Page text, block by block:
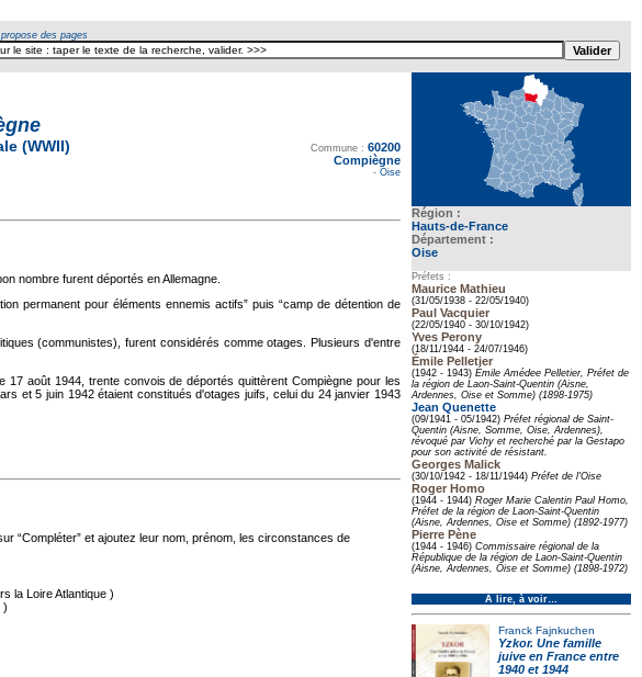
des pages
Région :
Hauts-de-France
Département :
Oise
Préfets :
Maurice Mathieu
(31/05/1938 - 22/05/1940)
Paul Vacquier
(22/05/1940 - 30/10/1942)
Yves Perony
(18/11/1944 - 24/07/1946)
Émile Pelletier
(1942 - 1943) Émile Amédee Pelletier, Préfet de
la région de Laon-Saint-Quentin (Aisne,
Ardennes, Oise et Somme) (1898-1975)
Jean Quenette
(09/1941 - 05/1942) Préfet régional de Saint-
Quentin (Aisne, Somme, Oise, Ardennes),
révoqué par Vichy et recherché par la Gestapo
pour son activité de résistant.
Georges Malick
(30/10/1942 - 18/11/1944) Préfet de l'Oise
Roger Homo
(1944 - 1944) Roger Marie Calentin Paul Homo,
Préfet de la région de Laon-Saint-Quentin
(Aisne, Ardennes, Oise et Somme) (1892-1977)
Pierre Pène
(1944 - 1946) Commissaire régional de la
République de la région de Laon-Saint-Quentin
(Aisne, Ardennes, Oise et Somme) (1898-1972)
À lire, à voir…
Franck Fajnkuchen
Yzkor. Une famille
juive en France entre
1940 et 1944
(WWII) Commune : 60200
Compiègne
- Oise
nombre furent déportés en Allemagne.
permanent pour éléments ennemis actifs” puis “camp de détention de
(communistes), furent considérés comme otages. Plusieurs d'entre
août 1944, trente convois de déportés quittèrent Compiègne pour les
et 5 juin 1942 étaient constitués d'otages juifs, celui du 24 janvier 1943
“Compléter” et ajoutez leur nom, prénom, les circonstances de
la Loire Atlantique )
)